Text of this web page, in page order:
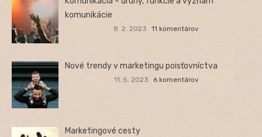
komunikácie
8. 2. 2023 11 komentárov
Nové trendy v marketingu poisťovníctva
11. 5. 2023 6 komentárov
Marketingové cesty